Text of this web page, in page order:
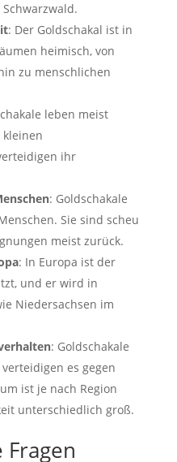
: Der Goldschakal ist in
heimisch, von
zu menschlichen
leben meist
kleinen
ihr
: Goldschakale
Sie sind scheu
meist zurück.
: In Europa ist der
und er wird in
Niedersachsen im
: Goldschakale
es gegen
ist je nach Region
unterschiedlich groß.